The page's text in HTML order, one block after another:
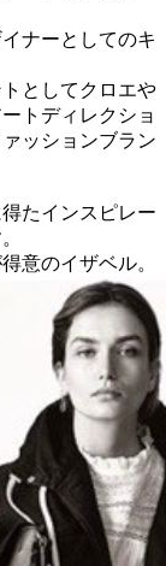
ナーとしてのキ
としてクロエや
トディレクショ
ッションブラン
たインスピレー
意のイザベル。